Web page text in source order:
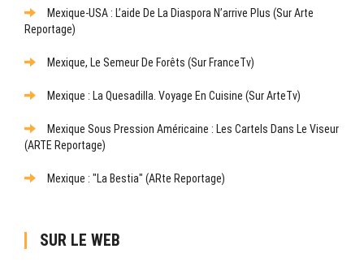
Mexique-USA : L’aide De La Diaspora N’arrive Plus (sur Arte
Reportage)
Mexique, Le Semeur De Forêts (sur FranceTv)
Mexique : La Quesadilla. Voyage En Cuisine (sur ArteTv)
Mexique Sous Pression Américaine : Les Cartels Dans Le Viseur
(ARTE Reportage)
Mexique : "La Bestia" (ARte Reportage)
SUR LE WEB